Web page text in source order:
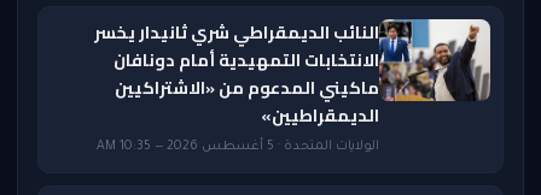
النائب الديمقراطي شري ثانيدار يخسر
الانتخابات التمهيدية أمام دونافان
ماكيني المدعوم من «الاشتراكيين
الديمقراطيين»
الولايات المتحدة · 5 أغسطس 2026 — 10:35 AM